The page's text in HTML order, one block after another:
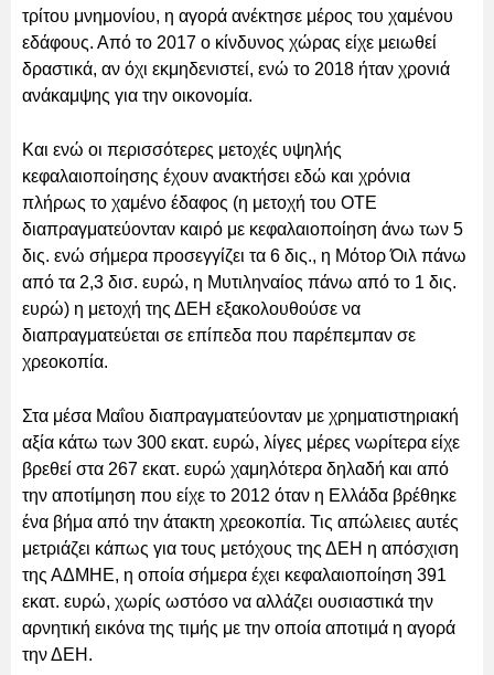
τρίτου μνημονίου, η αγορά ανέκτησε μέρος του χαμένου
εδάφους. Από το 2017 ο κίνδυνος χώρας είχε μειωθεί
δραστικά, αν όχι εκμηδενιστεί, ενώ το 2018 ήταν χρονιά
ανάκαμψης για την οικονομία.
Και ενώ οι περισσότερες μετοχές υψηλής
κεφαλαιοποίησης έχουν ανακτήσει εδώ και χρόνια
πλήρως το χαμένο έδαφος (η μετοχή του ΟΤΕ
διαπραγματεύονταν καιρό με κεφαλαιοποίηση άνω των 5
δις. ενώ σήμερα προσεγγίζει τα 6 δις., η Μότορ Όιλ πάνω
από τα 2,3 δισ. ευρώ, η Μυτιληναίος πάνω από το 1 δις.
ευρώ) η μετοχή της ΔΕΗ εξακολουθούσε να
διαπραγματεύεται σε επίπεδα που παρέπεμπαν σε
χρεοκοπία.
Στα μέσα Μαΐου διαπραγματεύονταν με χρηματιστηριακή
αξία κάτω των 300 εκατ. ευρώ, λίγες μέρες νωρίτερα είχε
βρεθεί στα 267 εκατ. ευρώ χαμηλότερα δηλαδή και από
την αποτίμηση που είχε το 2012 όταν η Ελλάδα βρέθηκε
ένα βήμα από την άτακτη χρεοκοπία. Τις απώλειες αυτές
μετριάζει κάπως για τους μετόχους της ΔΕΗ η απόσχιση
της ΑΔΜΗΕ, η οποία σήμερα έχει κεφαλαιοποίηση 391
εκατ. ευρώ, χωρίς ωστόσο να αλλάζει ουσιαστικά την
αρνητική εικόνα της τιμής με την οποία αποτιμά η αγορά
την ΔΕΗ.